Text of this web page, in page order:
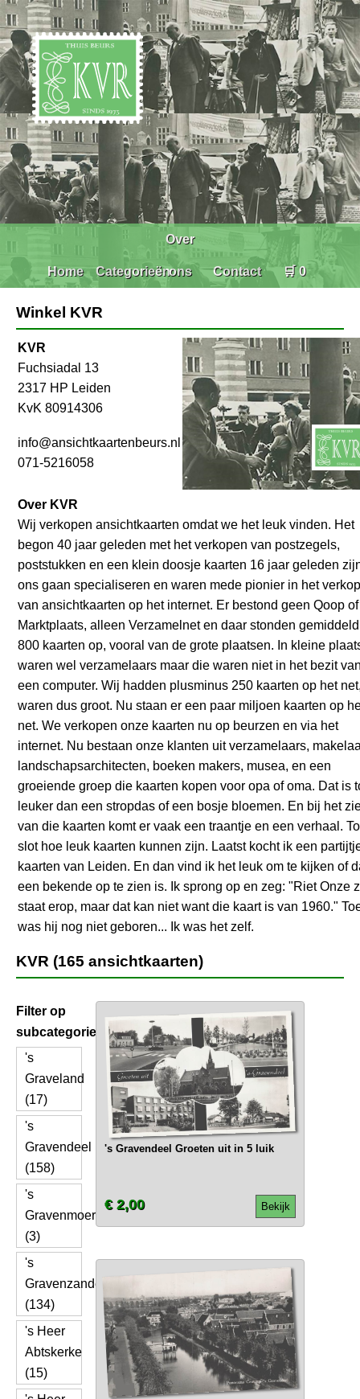
Home Categorieën
Over
ons Contact 🛒 0
Winkel KVR
KVR
Fuchsiadal 13
2317 HP Leiden
KvK 80914306
info@ansichtkaartenbeurs.nl
071-5216058
Over KVR
Wij verkopen ansichtkaarten omdat we het leuk vinden. Het
begon 40 jaar geleden met het verkopen van postzegels,
poststukken en een klein doosje kaarten 16 jaar geleden
ons gaan specialiseren en waren mede pionier in het
van ansichtkaarten op het internet. Er bestond geen Qoop of
Marktplaats, alleen Verzamelnet en daar stonden gemiddeld
800 kaarten op, vooral van de grote plaatsen. In kleine
waren wel verzamelaars maar die waren niet in het bezit
een computer. Wij hadden plusminus 250 kaarten op het
waren dus groot. Nu staan er een paar miljoen kaarten op
net. We verkopen onze kaarten nu op beurzen en via het
internet. Nu bestaan onze klanten uit verzamelaars,
landschapsarchitecten, boeken makers, musea, en een
groeiende groep die kaarten kopen voor opa of oma. Dat is
leuker dan een stropdas of een bosje bloemen. En bij het
van die kaarten komt er vaak een traantje en een verhaal.
slot hoe leuk kaarten kunnen zijn. Laatst kocht ik een
kaarten van Leiden. En dan vind ik het leuk om te kijken of
een bekende op te zien is. Ik sprong op en zeg: "Riet Onze
staat erop, maar dat kan niet want die kaart is van 1960."
was hij nog niet geboren... Ik was het zelf.
KVR (165 ansichtkaarten)
Filter op
subcategorie
's
Graveland
(17)
's
Gravendeel
(158)
's
Gravenmoer
(3)
's
Gravenzande
(134)
's Heer
Abtskerke
(15)
's Gravendeel Groeten uit in 5 luik
Bekijk
€ 2,00